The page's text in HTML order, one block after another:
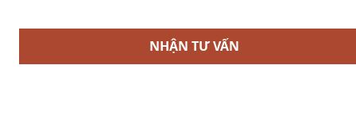
NHẬN TƯ VẤN